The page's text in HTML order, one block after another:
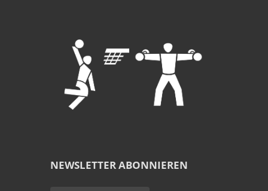
NEWSLETTER ABONNIEREN